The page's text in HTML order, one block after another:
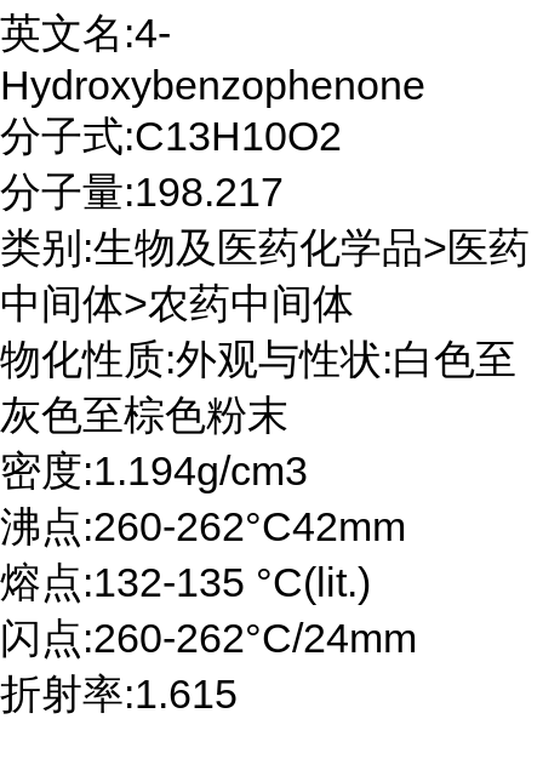
英文名:4-
Hydroxybenzophenone
分子式:C13H10O2
分子量:198.217
类别:生物及医药化学品>医药
中间体>农药中间体
物化性质:外观与性状:白色至
灰色至棕色粉末
密度:1.194g/cm3
沸点:260-262°C42mm
熔点:132-135 °C(lit.)
闪点:260-262°C/24mm
折射率:1.615